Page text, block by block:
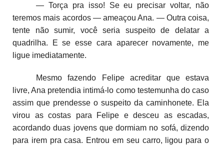
— Torça pra isso! Se eu precisar voltar, não
teremos mais acordos — ameaçou Ana. — Outra coisa,
tente não sumir, você seria suspeito de delatar a
quadrilha. E se esse cara aparecer novamente, me
ligue imediatamente.
Mesmo fazendo Felipe acreditar que estava
livre, Ana pretendia intimá-lo como testemunha do caso
assim que prendesse o suspeito da caminhonete. Ela
virou as costas para Felipe e desceu as escadas,
acordando duas jovens que dormiam no sofá, dizendo
para irem pra casa. Entrou em seu carro, ligou para o